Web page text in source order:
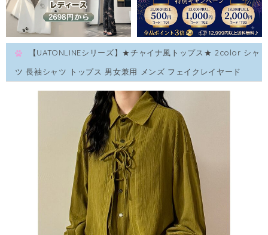
【UATONLINEシリーズ】★チャイナ風トップス★ 2color シャ
ツ 長袖シャツ トップス 男女兼用 メンズ フェイクレイヤード